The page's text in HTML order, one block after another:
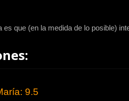
es que (en la medida de lo posible)
9.5